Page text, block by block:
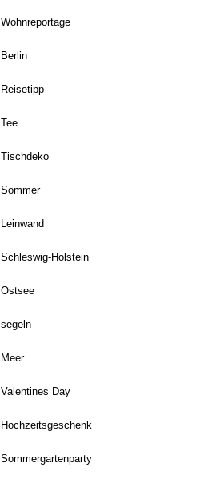
Wohnreportage
Berlin
Reisetipp
Tee
Tischdeko
Sommer
Leinwand
Schleswig-Holstein
Ostsee
segeln
Meer
Valentines Day
Hochzeitsgeschenk
Sommergartenparty